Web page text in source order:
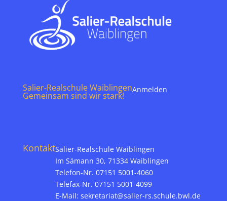
Salier-Realschule Waiblingen
Gemeinsam sind wir stark!
Anmelden
KontaktSalier-Realschule Waiblingen
Im Sämann 30, 71334 Waiblingen
Telefon-Nr. 07151 5001-4060
Telefax-Nr. 07151 5001-4099
E-Mail: sekretariat@salier-rs.schule.bwl.de